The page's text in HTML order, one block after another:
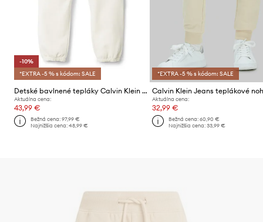
-10%
*EXTRA -5 % s kódom: SALE
Detské bavlnené tepláky Calvin Klein Jeans
Aktuálna cena:
43,99 €
Bežná cena:97,99 €
Najnižšia cena:48,99 €
*EXTRA -5 % s kódom: SALE
Aktuálna cena:
32,99 €
Bežná cena: 60,90 €
Najnižšia cena: 33,99 €